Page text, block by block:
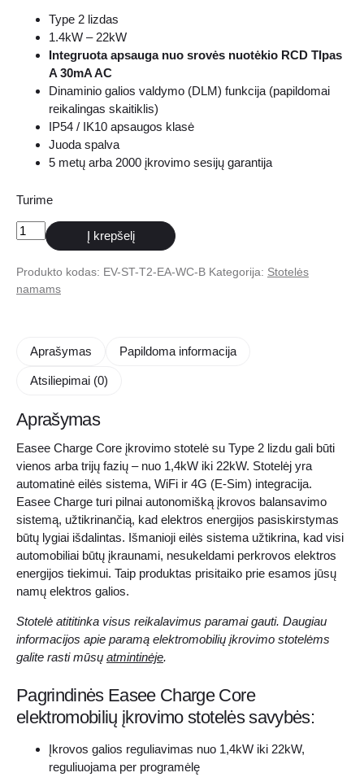
Type 2 lizdas
1.4kW – 22kW
Integruota apsauga nuo srovės nuotėkio RCD TIpas
A 30mA AC
Dinaminio galios valdymo (DLM) funkcija (papildomai
reikalingas skaitiklis)
IP54 / IK10 apsaugos klasė
Juoda spalva
5 metų arba 2000 įkrovimo sesijų garantija
Turime
produkto
kiekis:
Easee
stotelė
Į krepšelį
Produkto kodas: EV-ST-T2-EA-WC-B Kategorija: Stotelės
namams
Aprašymas Papildoma informacija
Atsiliepimai (0)
Aprašymas
Easee Charge Core įkrovimo stotelė su Type 2 lizdu gali būti
vienos arba trijų fazių – nuo 1,4kW iki 22kW. Stotelėj yra
automatinė eilės sistema, WiFi ir 4G (E-Sim) integracija.
Easee Charge turi pilnai autonomišką įkrovos balansavimo
sistemą, užtikrinančią, kad elektros energijos pasiskirstymas
būtų lygiai išdalintas. Išmanioji eilės sistema užtikrina, kad visi
automobiliai būtų įkraunami, nesukeldami perkrovos elektros
energijos tiekimui. Taip produktas prisitaiko prie esamos jūsų
namų elektros galios.
Stotelė atititinka visus reikalavimus paramai gauti. Daugiau
informacijos apie paramą elektromobilių įkrovimo stotelėms
galite rasti mūsų atmintinėje.
Pagrindinės Easee Charge Core
elektromobilių įkrovimo stotelės savybės:
Įkrovos galios reguliavimas nuo 1,4kW iki 22kW,
reguliuojama per programėlę